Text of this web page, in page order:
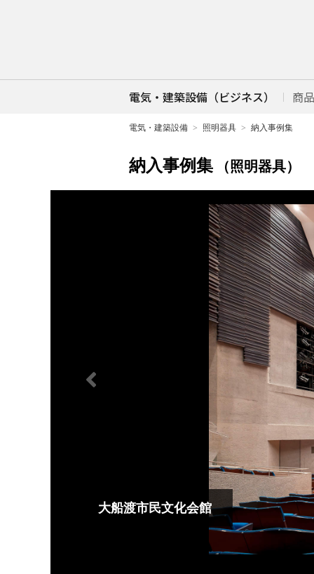
電気・建築設備（ビジネス） 商
電気・建築設備 照明器具 納入事例集
納入事例集 （照明器具）
大船渡市民文化会館